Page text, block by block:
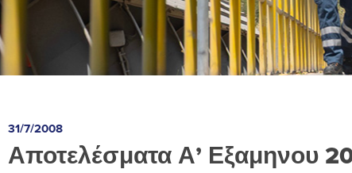
31/7/2008
Αποτελέσματα Α’ Εξαμηνου